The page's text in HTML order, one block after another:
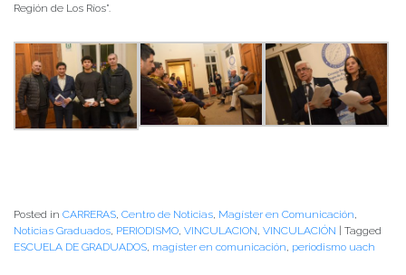
Región de Los Ríos”.
Posted in CARRERAS Centro de Noticias Magíster en Comunicación
Noticias Graduados PERIODISMO VINCULACION VINCULACIÓN | Tagged
ESCUELA DE GRADUADOS magíster en comunicación periodismo uach